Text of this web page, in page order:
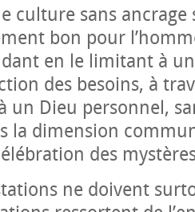
culture sans
bon pour
en le limitant à
des besoins, à
un Dieu personnel,
la dimension
des
ne doivent